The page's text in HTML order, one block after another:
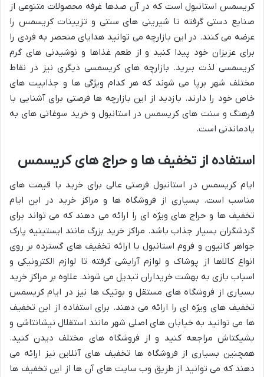
کریسمس استانبول است که در آن صدها غرفه محصولات متنوعی از
صنایع دستی گرفته تا شیرینی های سنتی و تزیینات کریسمس را
عرضه می کنند. در این بازارچه می توانید هدایای منحصر به فردی را
برای عزیزان خود پیدا کنید و از طعم غذاها و نوشیدنی های گرم
کریسمسی لذت ببرید. بازارچه های کریسمسی دیگری نیز در نقاط
مختلف شهر برپا می شوند که هر کدام ویژگی ها و جذابیت های
خاص خود را دارند. بازدید از این بازارچه ها فرصتی برای آشنایی با
فرهنگ و سنت های کریسمس در استانبول و خرید سوغاتی های به
یادماندنی است.
استفاده از تخفیف ها و حراج های کریسمس
ایام کریسمس در استانبول فرصتی عالی برای خرید با قیمت های
مناسب است. بسیاری از فروشگاه ها و مراکز خرید در این ایام
تخفیف ها و حراج های ویژه ای را ارائه می دهند که می تواند برای
گردشگران بسیار جذاب باشد. مراکز خرید بزرگ مانند ایستینیه پارک
جواهر کانیون و فروم استانبول با ارائه تخفیف های گسترده بر روی
انواع کالاها از پوشاک و لوازم آرایشی گرفته تا لوازم الکترونیکی و
اسباب بازی به بهشت خریداران تبدیل می شوند. علاوه بر مراکز خرید
بسیاری از فروشگاه های مستقل و بوتیک ها نیز در ایام کریسمس
تخفیف های ویژه ای را ارائه می دهند. برای استفاده از این تخفیف
ها می توانید به خیابان های اصلی شهر مانند استقلال نیشانتاشی و
بشیکتاش مراجعه کنید و از فروشگاه های مختلف دیدن کنید.
همچنین بسیاری از فروشگاه ها تخفیف های آنلاین نیز ارائه می
دهند که می توانید از طریق وب سایت های آن ها از این تخفیف ها